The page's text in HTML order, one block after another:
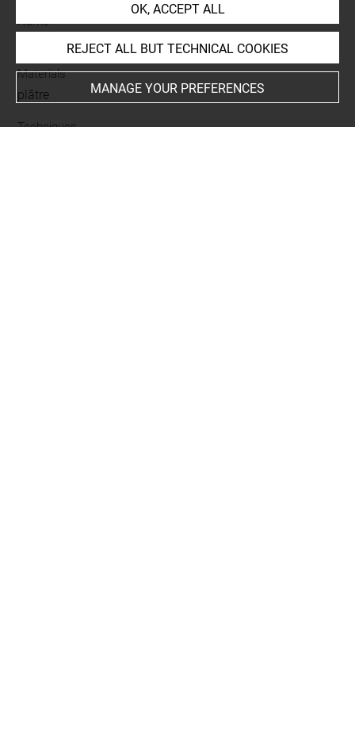
Name
empreinte d'intaille
Materials
plâtre
Techniques
OK, ACCEPT ALL
REJECT ALL BUT TECHNICAL COOKIES
MANAGE YOUR PREFERENCES